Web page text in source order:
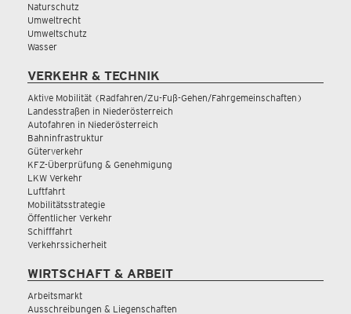
Naturschutz
Umweltrecht
Umweltschutz
Wasser
VERKEHR & TECHNIK
Aktive Mobilität (Radfahren/Zu-Fuß-Gehen/Fahrgemeinschaften)
Landesstraßen in Niederösterreich
Autofahren in Niederösterreich
Bahninfrastruktur
Güterverkehr
KFZ-Überprüfung & Genehmigung
LKW Verkehr
Luftfahrt
Mobilitätsstrategie
Öffentlicher Verkehr
Schifffahrt
Verkehrssicherheit
WIRTSCHAFT & ARBEIT
Arbeitsmarkt
Ausschreibungen & Liegenschaften